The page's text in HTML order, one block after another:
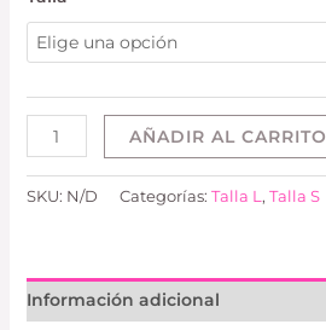
AÑADIR AL CARRITO
SKU: N/D Categorías: Talla L, Talla S
Información adicional